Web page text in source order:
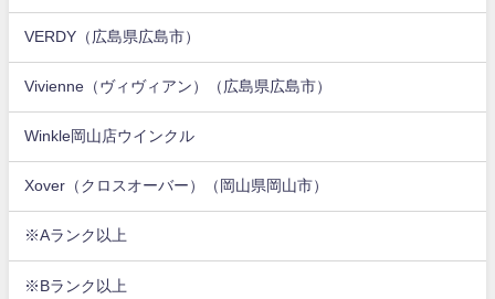
VERDY（広島県広島市）
Vivienne（ヴィヴィアン）（広島県広島市）
Winkle岡山店ウインクル
Xover（クロスオーバー）（岡山県岡山市）
※Aランク以上
※Bランク以上